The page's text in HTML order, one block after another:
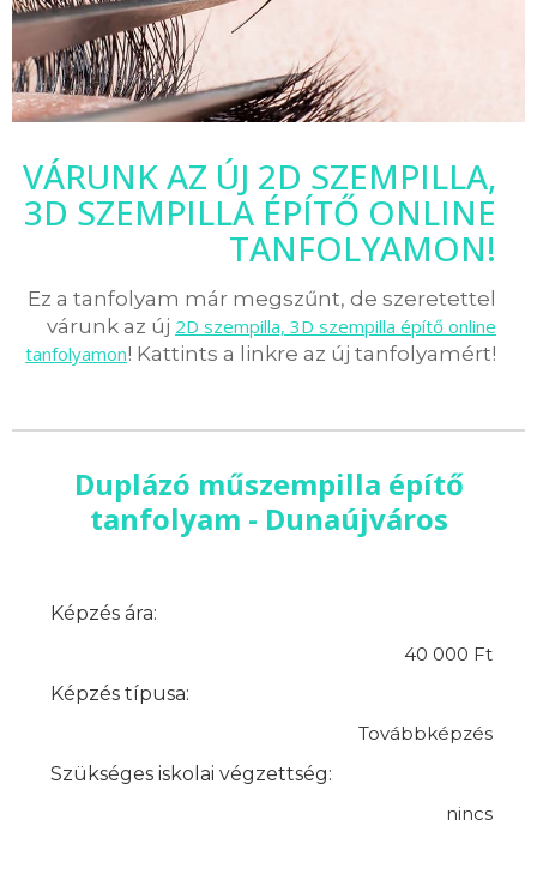
VÁRUNK AZ ÚJ 2D SZEMPILLA,
3D SZEMPILLA ÉPÍTŐ ONLINE
TANFOLYAMON!
Ez a tanfolyam már megszűnt, de szeretettel
várunk az új 2D szempilla, 3D szempilla építő online
tanfolyamon! Kattints a linkre az új tanfolyamért!
Duplázó műszempilla építő
tanfolyam - Dunaújváros
Képzés ára:
40 000 Ft
Képzés típusa:
Továbbképzés
Szükséges iskolai végzettség:
nincs